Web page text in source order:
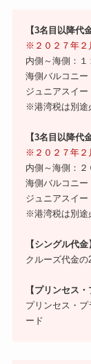
【3名目以降代
※２０２７年２
内側～海側：１
海側バルコニー
ジュニアスイー
※港湾税は別途
【3名目以降代
※２０２７年２
内側～海側：２
海側バルコニー
ジュニアスイー
※港湾税は別途
【シングル代金
クルーズ代金の
【プリンセス・
プリンセス・
ード